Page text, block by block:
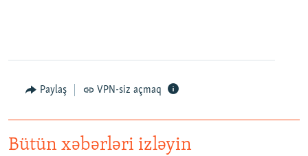
Paylaş VPN-siz açmaq
Bütün xəbərləri izləyin